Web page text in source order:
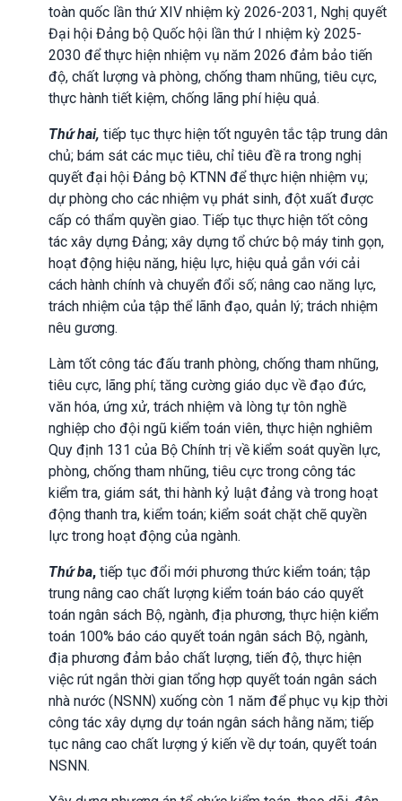
toàn quốc lần thứ XIV nhiệm kỳ 2026-2031, Nghị quyết
Đại hội Đảng bộ Quốc hội lần thứ I nhiệm kỳ 2025-
2030 để thực hiện nhiệm vụ năm 2026 đảm bảo tiến
độ, chất lượng và phòng, chống tham nhũng, tiêu cực,
thực hành tiết kiệm, chống lãng phí hiệu quả.
Thứhai, tiếp tục thực hiện tốt nguyên tắc tập trung dân
chủ; bám sát các mục tiêu, chỉ tiêu đề ra trong nghị
quyết đại hội Đảng bộ KTNN để thực hiện nhiệm vụ;
dự phòng cho các nhiệm vụ phát sinh, đột xuất được
cấp có thẩm quyền giao. Tiếp tục thực hiện tốt công
tác xây dựng Đảng; xây dựng tổ chức bộ máy tinh gọn,
hoạt động hiệu năng, hiệu lực, hiệu quả gắn với cải
cách hành chính và chuyển đổi số; nâng cao năng lực,
trách nhiệm của tập thể lãnh đạo, quản lý; trách nhiệm
nêu gương.
Làm tốt công tác đấu tranh phòng, chống tham nhũng,
tiêu cực, lãng phí; tăng cường giáo dục về đạo đức,
văn hóa, ứng xử, trách nhiệm và lòng tự tôn nghề
nghiệp cho đội ngũ kiểm toán viên, thực hiện nghiêm
Quy định 131 của Bộ Chính trị về kiểm soát quyền lực,
phòng, chống tham nhũng, tiêu cực trong công tác
kiểm tra, giám sát, thi hành kỷ luật đảng và trong hoạt
động thanh tra, kiểm toán; kiểm soát chặt chẽ quyền
lực trong hoạt động của ngành.
Thứ ba, tiếp tục đổi mới phương thức kiểm toán; tập
trung nâng cao chất lượng kiểm toán báo cáo quyết
toán ngân sách Bộ, ngành, địa phương, thực hiện kiểm
toán 100% báo cáo quyết toán ngân sách Bộ, ngành,
địa phương đảm bảo chất lượng, tiến độ, thực hiện
việc rút ngắn thời gian tổng hợp quyết toán ngân sách
nhà nước (NSNN) xuống còn 1 năm để phục vụ kịp thời
công tác xây dựng dự toán ngân sách hằng năm; tiếp
tục nâng cao chất lượng ý kiến về dự toán, quyết toán
NSNN.